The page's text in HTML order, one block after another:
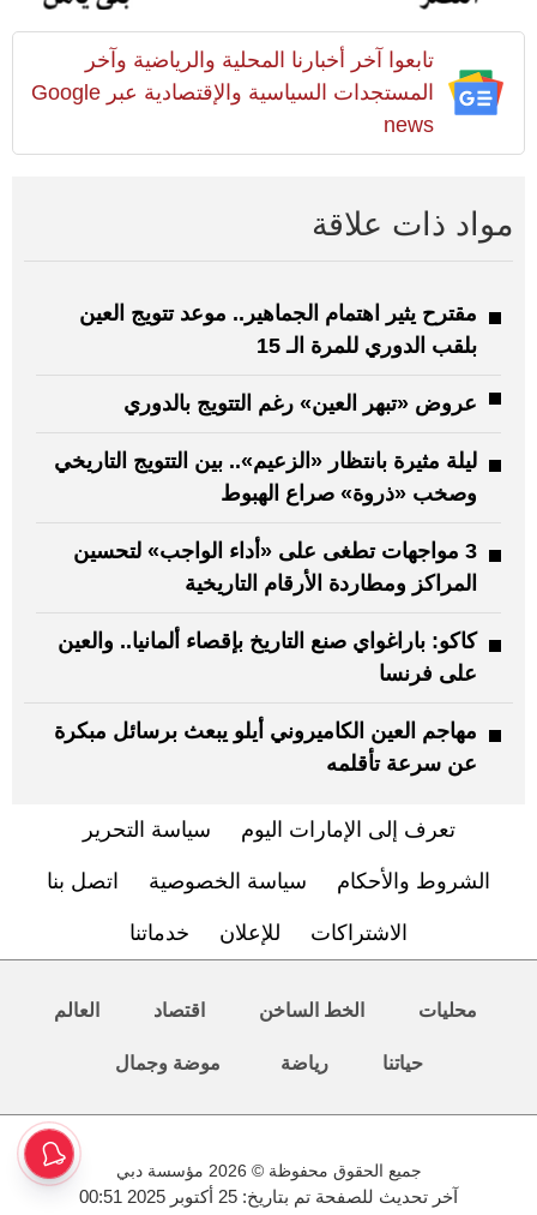
تابعوا آخر أخبارنا المحلية والرياضية وآخر
المستجدات السياسية والإقتصادية عبر Google
news
مواد ذات علاقة
مقترح يثير اهتمام الجماهير.. موعد تتويج العين
بلقب الدوري للمرة الـ 15
عروض «تبهر العين» رغم التتويج بالدوري
ليلة مثيرة بانتظار «الزعيم».. بين التتويج التاريخي
وصخب «ذروة» صراع الهبوط
3 مواجهات تطغى على «أداء الواجب» لتحسين
المراكز ومطاردة الأرقام التاريخية
كاكو: باراغواي صنع التاريخ بإقصاء ألمانيا.. والعين
على فرنسا
مهاجم العين الكاميروني أيلو يبعث برسائل مبكرة
عن سرعة تأقلمه
تعرف إلى الإمارات اليوم سياسة التحرير
الشروط والأحكام سياسة الخصوصية اتصل بنا
الاشتراكات للإعلان خدماتنا
محليات الخط الساخن اقتصاد العالم
حياتنا رياضة موضة وجمال
جميع الحقوق محفوظة © 2026 مؤسسة دبي
آخر تحديث للصفحة تم بتاريخ: 25 أكتوبر 2025 00:51